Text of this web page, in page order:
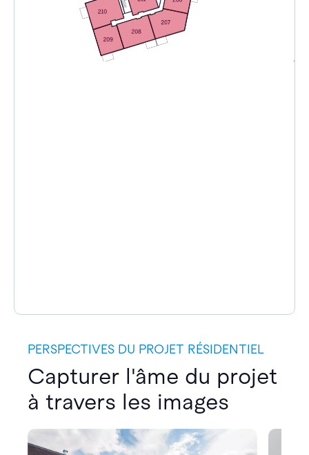
PERSPECTIVES DU PROJET RÉSIDENTIEL
Capturer l'âme du projet
à travers les images